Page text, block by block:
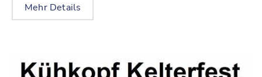
Mehr Details